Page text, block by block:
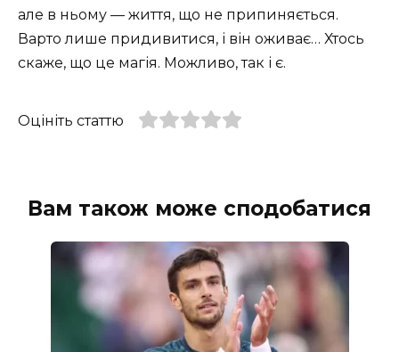
але в ньому — життя, що не припиняється.
Варто лише придивитися, і він оживає… Хтось
скаже, що це магія. Можливо, так і є.
Оцініть статтю
Вам також може сподобатися